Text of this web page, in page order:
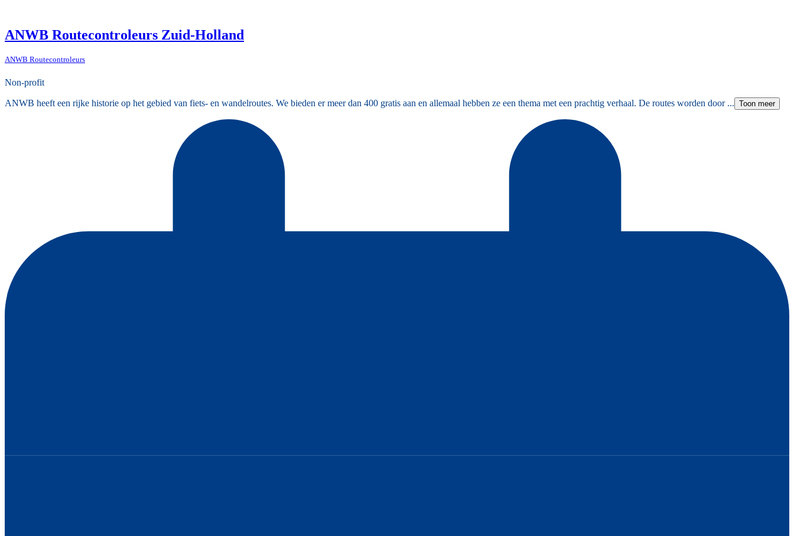
ANWB Routecontroleurs Zuid-Holland
ANWB Routecontroleurs
Non-profit
ANWB heeft een rijke historie op het gebied van fiets- en wandelroutes. We bieden er meer dan 400 gratis aan en allemaal hebben ze een thema met een prachtig verhaal. De routes worden door ... Toon meer